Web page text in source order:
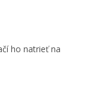
ho natrieť na